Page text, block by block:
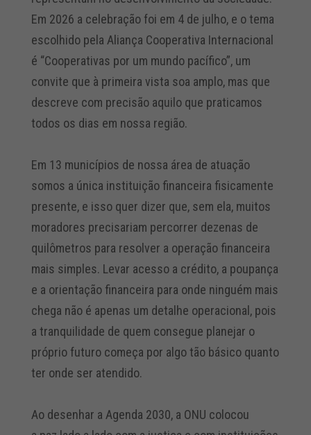
Em 2026 a celebração foi em 4 de julho, e o tema
escolhido pela Aliança Cooperativa Internacional
é “Cooperativas por um mundopacífico”, um
convite que à primeira vista soa amplo, mas que
descreve com precisão aquilo que praticamos
todos os dias em nossa região.
Em 13 municípios de nossa área de atuação
somos a única instituição financeira fisicamente
presente, e isso quer dizer que, sem ela, muitos
moradores precisariam percorrer dezenas de
quilômetros para resolver a operação financeira
mais simples. Levar acesso a crédito, a poupança
e a orientação financeira para onde ninguém mais
chega não é apenas um detalhe operacional, pois
a tranquilidade de quem consegue planejar o
próprio futuro começa por algo tão básico quanto
ter onde ser atendido.
Ao desenhar a Agenda 2030, a ONU colocou